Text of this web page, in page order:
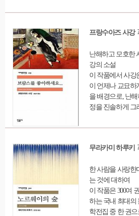
오랫동안 고대해
기에는 고통스런
망의 실현임에 분
다.
프랑수아즈 사강
난해하고 모호한
강의 소설
이 작품에서 사강
이 언제나 교묘하
을 배경으로, 난
정을 진솔하게 그
무라카미 하루키
한 사람을 사랑한
는 것에 대하여
이 작품은 300여
하는 국내 최대의
학전집 중 한 권